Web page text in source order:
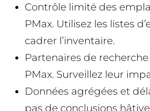
Contrôle limité des
PMax. Utilisez les listes
cadrer l’inventaire.
Partenaires de
PMax. Surveillez leur
Données agrégées et
pas de conclusions